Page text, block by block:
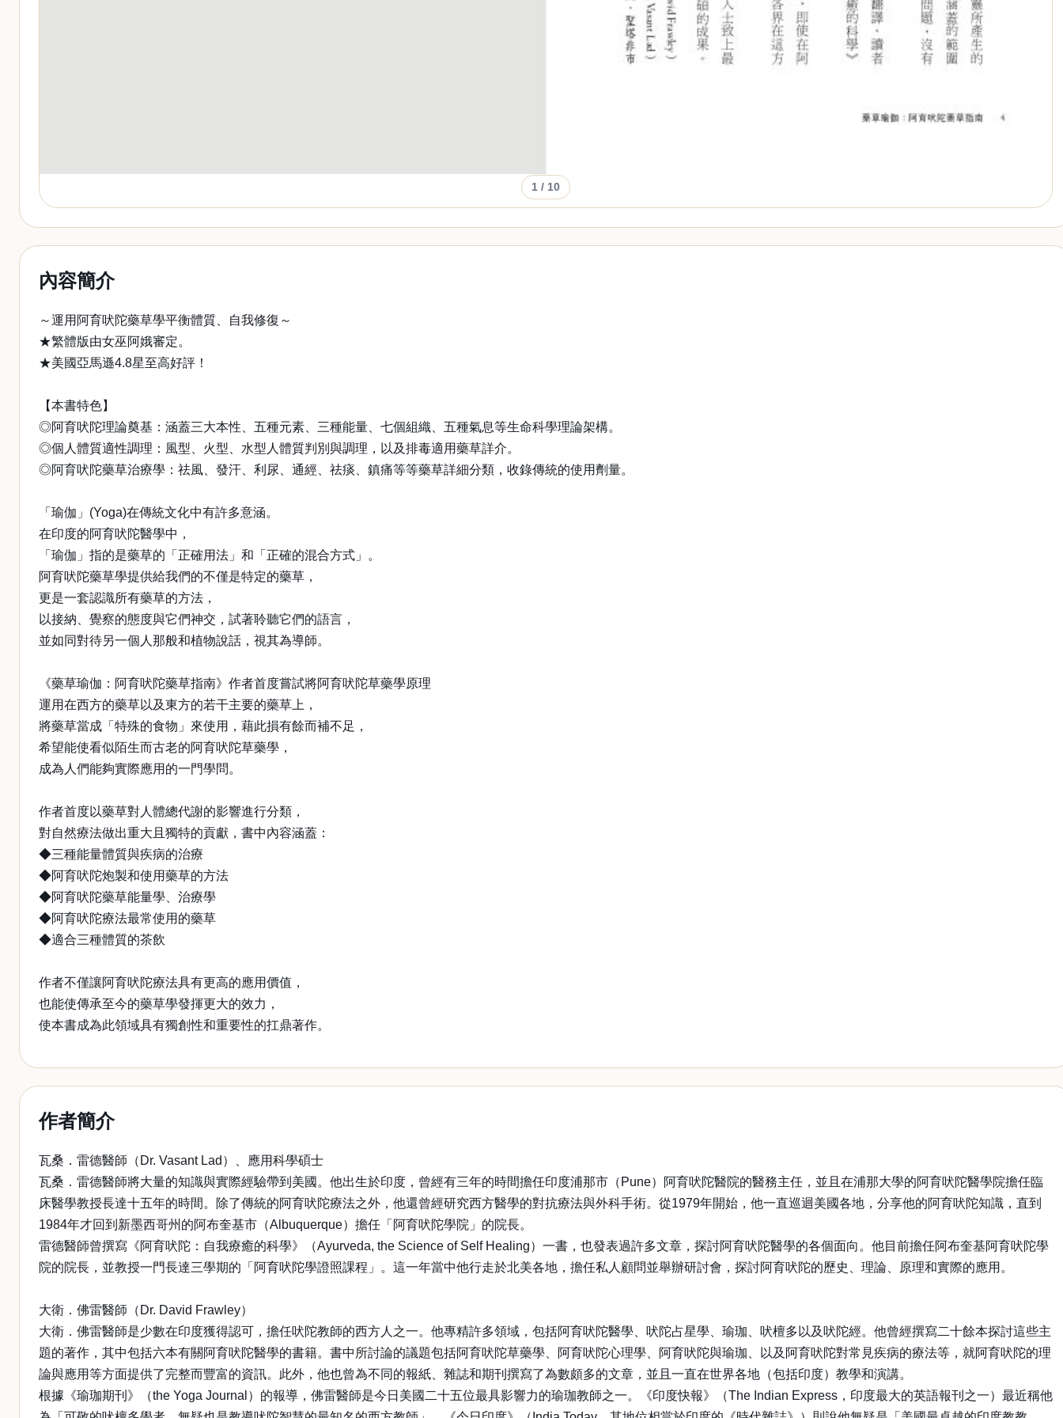
1 / 10
內容簡介
～運用阿育吠陀藥草學平衡體質、自我修復～
★繁體版由女巫阿娥審定。
★美國亞馬遜4.8星至高好評！
【本書特色】
◎阿育吠陀理論奠基：涵蓋三大本性、五種元素、三種能量、七個組織、五種氣息等生命科學理論架構。
◎個人體質適性調理：風型、火型、水型人體質判別與調理，以及排毒適用藥草詳介。
◎阿育吠陀藥草治療學：祛風、發汗、利尿、通經、祛痰、鎮痛等等藥草詳細分類，收錄傳統的使用劑量。
「瑜伽」(Yoga)在傳統文化中有許多意涵。
在印度的阿育吠陀醫學中，
「瑜伽」指的是藥草的「正確用法」和「正確的混合方式」。
阿育吠陀藥草學提供給我們的不僅是特定的藥草，
更是一套認識所有藥草的方法，
以接納、覺察的態度與它們神交，試著聆聽它們的語言，
並如同對待另一個人那般和植物說話，視其為導師。
《藥草瑜伽：阿育吠陀藥草指南》作者首度嘗試將阿育吠陀草藥學原理
運用在西方的藥草以及東方的若干主要的藥草上，
將藥草當成「特殊的食物」來使用，藉此損有餘而補不足，
希望能使看似陌生而古老的阿育吠陀草藥學，
成為人們能夠實際應用的一門學問。
作者首度以藥草對人體總代謝的影響進行分類，
對自然療法做出重大且獨特的貢獻，書中內容涵蓋：
◆三種能量體質與疾病的治療
◆阿育吠陀炮製和使用藥草的方法
◆阿育吠陀藥草能量學、治療學
◆阿育吠陀療法最常使用的藥草
◆適合三種體質的茶飲
作者不僅讓阿育吠陀療法具有更高的應用價值，
也能使傳承至今的藥草學發揮更大的效力，
使本書成為此領域具有獨創性和重要性的扛鼎著作。
作者簡介
瓦桑．雷德醫師（Dr. Vasant Lad）、應用科學碩士
瓦桑．雷德醫師將大量的知識與實際經驗帶到美國。他出生於印度，曾經有三年的時間擔任印度浦那市（Pune）阿育吠陀醫院的醫務主任，並且在浦那大學的阿育吠陀醫學院擔任臨
床醫學教授長達十五年的時間。除了傳統的阿育吠陀療法之外，他還曾經研究西方醫學的對抗療法與外科手術。從1979年開始，他一直巡迴美國各地，分享他的阿育吠陀知識，直到
1984年才回到新墨西哥州的阿布奎基市（Albuquerque）擔任「阿育吠陀學院」的院長。
雷德醫師曾撰寫《阿育吠陀：自我療癒的科學》（Ayurveda, the Science of Self Healing）一書，也發表過許多文章，探討阿育吠陀醫學的各個面向。他目前擔任阿布奎基阿育吠陀學
院的院長，並教授一門長達三學期的「阿育吠陀學證照課程」。這一年當中他行走於北美各地，擔任私人顧問並舉辦研討會，探討阿育吠陀的歷史、理論、原理和實際的應用。
大衛．佛雷醫師（Dr. David Frawley）
大衛．佛雷醫師是少數在印度獲得認可，擔任吠陀教師的西方人之一。他專精許多領域，包括阿育吠陀醫學、吠陀占星學、瑜珈、吠檀多以及吠陀經。他曾經撰寫二十餘本探討這些主
題的著作，其中包括六本有關阿育吠陀醫學的書籍。書中所討論的議題包括阿育吠陀草藥學、阿育吠陀心理學、阿育吠陀與瑜珈、以及阿育吠陀對常見疾病的療法等，就阿育吠陀的理
論與應用等方面提供了完整而豐富的資訊。此外，他也曾為不同的報紙、雜誌和期刊撰寫了為數頗多的文章，並且一直在世界各地（包括印度）教學和演講。
根據《瑜珈期刊》（the Yoga Journal）的報導，佛雷醫師是今日美國二十五位最具影響力的瑜珈教師之一。《印度快報》（The Indian Express，印度最大的英語報刊之一）最近稱他